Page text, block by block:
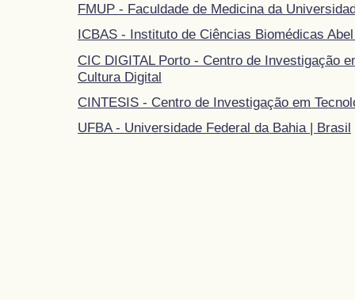
FMUP - Faculdade de Medicina da
ICBAS - Instituto de Ciências Biomédicas
CIC DIGITAL Porto - Centro de Investigação
Cultura Digital
CINTESIS - Centro de Investigação em
UFBA - Universidade Federal da Bahia | Brasil